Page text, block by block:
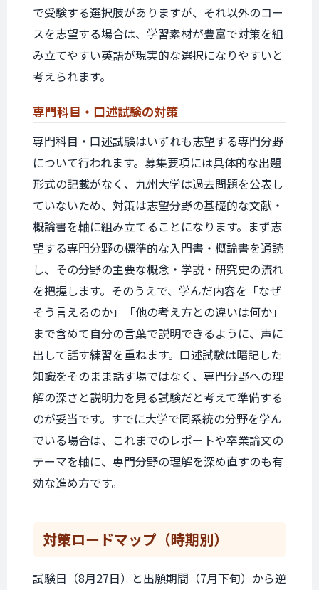
で受験する選択肢がありますが、それ以外のコー
スを志望する場合は、学習素材が豊富で対策を組
み立てやすい英語が現実的な選択になりやすいと
考えられます。
専門科目・ 口述試験の対策
専門科目・口述試験はいずれも志望する専門分野
について行われます。募集要項には具体的な出題
形式の記載がなく、九州大学は過去問題を公表し
ていないため、対策は志望分野の基礎的な文献・
概論書を軸に組み立てることになります。まず志
望する専門分野の標準的な入門書・概論書を通読
し、その分野の主要な概念・学説・研究史の流れ
を把握します。そのうえで、学んだ内容を「なぜ
そう言えるのか」「他の考え方との違いは何か」
まで含めて自分の言葉で説明できるように、声に
出して話す練習を重ねます。口述試験は暗記した
知識をそのまま話す場ではなく、専門分野への理
解の深さと説明力を見る試験だと考えて準備する
のが妥当です。すでに大学で同系統の分野を学ん
でいる場合は、これまでのレポートや卒業論文の
テーマを軸に、専門分野の理解を深め直すのも有
効な進め方です。
対策ロードマップ （時期別）
試験日（8月27日）と出願期間（7月下旬）から逆